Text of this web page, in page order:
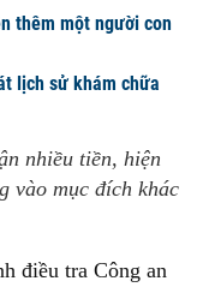
thêm một người con
lịch sử khám chữa
nhiều tiền, hiện
vào mục đích khác
điều tra Công an